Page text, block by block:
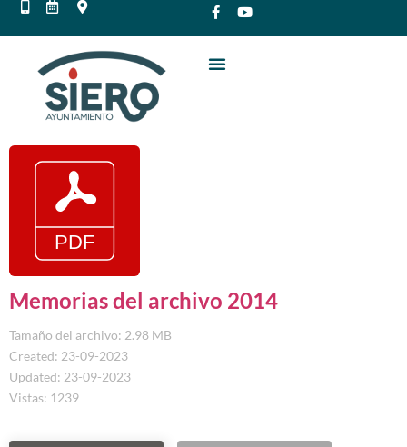
Memorias del archivo 2014
Tamaño del archivo: 2.98 MB
Created: 23-09-2023
Updated: 23-09-2023
Vistas: 1239